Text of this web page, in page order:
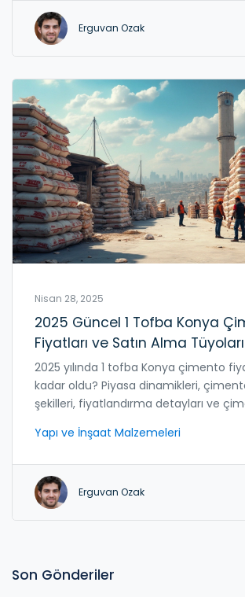
Erguvan Ozak
Nisan 28, 2025
2025 Güncel 1 Tofba Konya
Fiyatları ve Satın Alma Tüyoları
2025 yılında 1 tofba Konya çimento
kadar oldu? Piyasa dinamikleri,
şekilleri, fiyatlandırma detayları ve
rehber arıyorsan, bu yazı tam sana
ipuçlarına ulaşabilirsin. Malzeme
etkileyen unsurlar ve toplu alımlarda
bulursun. Konya’da çimento piyasasının
Yapı ve İnşaat Malzemeleri
Erguvan Ozak
Son Gönderiler